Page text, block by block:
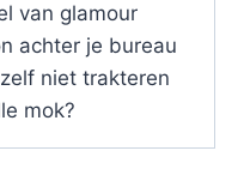
van glamour
achter je bureau
niet trakteren
mok?